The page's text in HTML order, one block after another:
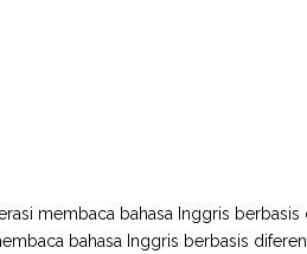
membaca bahasa Inggris
bahasa Inggris berbasis